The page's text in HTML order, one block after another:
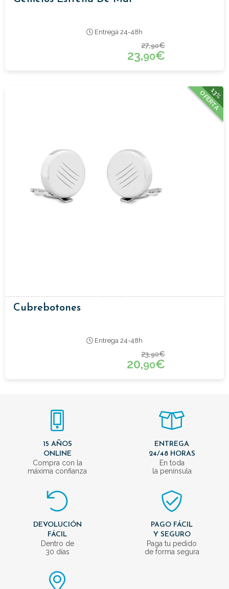
Entrega 24-48h
27,90€
23,90€
13%
OFERTA
Cubrebotones
Entrega 24-48h
23,90€
20,90€
15 AÑOS
ONLINE
Compra con la
máxima confianza
ENTREGA
24/48 HORAS
En toda
la península
DEVOLUCIÓN
FÁCIL
Dentro de
30 días
PAGO FÁCIL
Y SEGURO
Paga tu pedido
de forma segura